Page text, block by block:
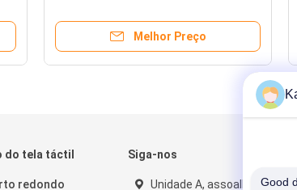
lêndeas
Melhor Preço
do tela táctil
redondo
Siga-nos
Unidade A, assoalho 3,Good